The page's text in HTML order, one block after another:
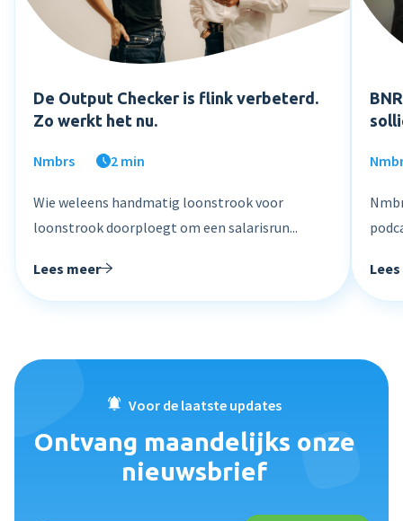
De Output Checker is flink verbeterd.
Zo werkt het nu.
Nmbrs 2 min
Wie weleens handmatig loonstrook voor
loonstrook doorploegt om een salarisrun...
Lees meer
Voor de laatste updates
Ontvang maandelijks onze
nieuwsbrief